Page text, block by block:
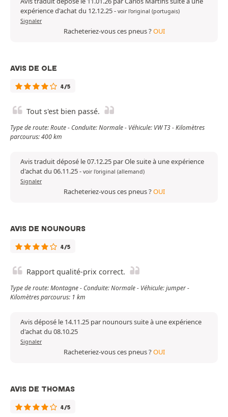
expérience d'achat du 12.12.25- voir l'original (portugais)
Signaler
Racheteriez-vous ces pneus ?OUI
AVIS DE OLE
4/5
Tout s'est bien passé.
Type de route: Route - Conduite: Normale - Véhicule: VW T3 - Kilomètres
parcourus: 400 km
Avis traduit déposé le 07.12.25 par Ole suite à une expérience
d'achat du 06.11.25- voir l'original (allemand)
Signaler
Racheteriez-vous ces pneus ?OUI
AVIS DE NOUNOURS
4/5
Rapport qualité-prix correct.
Type de route: Montagne - Conduite: Normale - Véhicule: jumper -
Kilomètres parcourus: 1 km
Avis déposé le 14.11.25 par nounours suite à une expérience
d'achat du 08.10.25
Signaler
Racheteriez-vous ces pneus ?OUI
AVIS DE THOMAS
4/5